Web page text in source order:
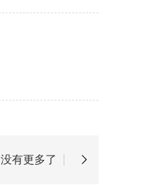
没有更多了